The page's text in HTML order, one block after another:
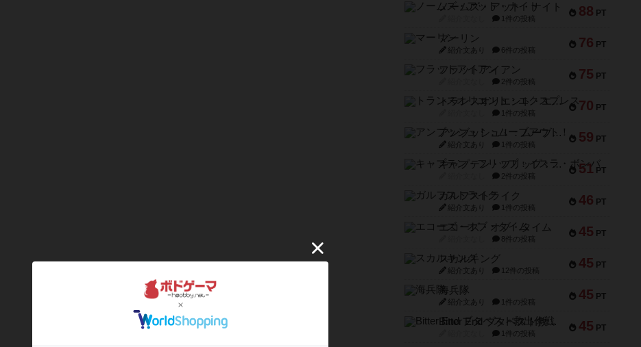
88 PT
ノームズ・アット・ナイト
1件の投稿
76 PT
マーリン
紹介文あり 6件の投稿
75 PT
フラットアイアン
2件の投稿
70 PT
トランスオリエント・エクスプレス
1件の投稿
59 PT
アンブッシュ！：ムーブアウト！
紹介文あり 1件の投稿
51 PT
キャプテン・フリップ：イスラ・ボンバ
2件の投稿
46 PT
ガルフストライク
紹介文あり 1件の投稿
45 PT
エコーズ・オブ・タイム
8件の投稿
45 PT
スカルキング
紹介文あり 12件の投稿
45 PT
海兵隊
紹介文あり 1件の投稿
45 PT
Bitter End ブタペスト救出作戦
1件の投稿